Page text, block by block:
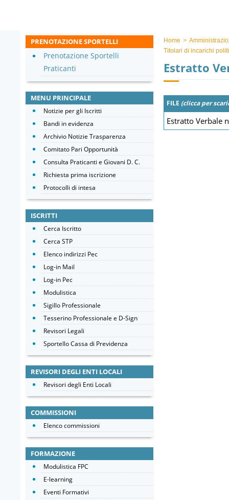
Home >
Titolari di incarichi
Estratto
FILE (clicca per
Estratto Verbale
PRENOTAZIONE SPORTELLI
Prenotazione Sportelli
Praticanti
MENU PRINCIPALE
Notizie per gli Iscritti
Bandi in evidenza
Archivio Notizie Trasparenza
Comitato Pari Opportunità
Consulta Praticanti e Giovani D. C.
Richiesta prima iscrizione
Protocolli di intesa
ISCRITTI
Cerca Iscritto
Cerca STP
Elenco indirizzi Pec
Log-in Mail
Log-in Pec
Modulistica
Sigillo Professionale
Tesserino Professionale e D-Sign
Revisori Legali
Sportello Cassa di Previdenza
REVISORI DEGLI ENTI LOCALI
Revisori degli Enti Locali
COMMISSIONI
Elenco commissioni
FORMAZIONE
Modulistica FPC
E-learning
Eventi Formativi